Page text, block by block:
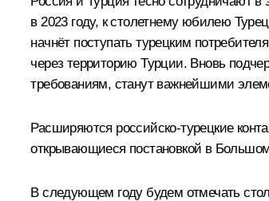
в 2023 году, к столетнему юбилею
начнёт поступать турецким
через территорию Турции. Вновь
требованиям, станут важнейшими
Расширяются российско-турецкие
открывающиеся постановкой в
В следующем году будем отмечать